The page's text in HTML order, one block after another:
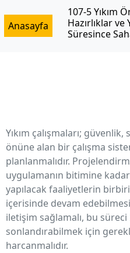
geçAnasayfa
107-5 Yıkım
Hazırlıklar ve
Süresince
Yıkım çalışmaları;
önüne alan bir çalışma
planlanmalıdır.
uygulamanın bitimine
yapılacak faaliyetlerin
içerisinde devam
iletişim sağlamalı, bu süreci
sonlandırabilmek için
harcanmalıdır.